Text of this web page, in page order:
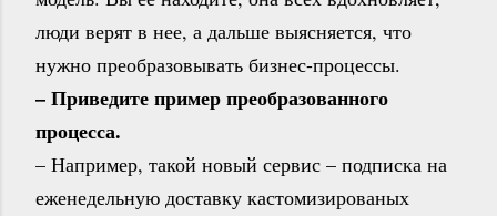
люди верят в нее, а дальше выясняется, что
нужно преобразовывать бизнес-процессы.
– Приведите пример преобразованного
процесса.
– Например, такой новый сервис – подписка на
еженедельную доставку кастомизированых